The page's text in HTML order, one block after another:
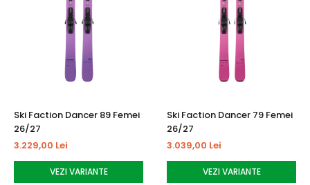
Ski Faction Dancer 89 Femei
26/27
3.229,00 Lei
VEZI VARIANTE
Ski Faction Dancer 79 Femei
26/27
3.039,00 Lei
VEZI VARIANTE